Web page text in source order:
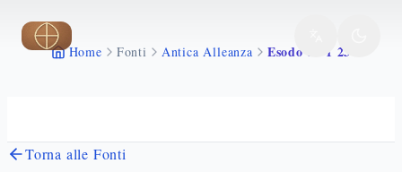
Vai al contenuto principale
Home Fonti Antica Alleanza Esodo 33 1 23
Torna alle Fonti